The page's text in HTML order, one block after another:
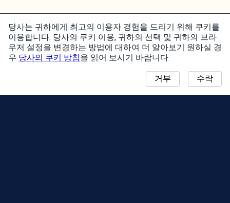
당사는 귀하에게 최고의 이용자 경험을 드리기 위해 쿠키를
이용합니다. 당사의 쿠키 이용, 귀하의 선택 및 귀하의 브라
우저 설정을 변경하는 방법에 대하여 더 알아보기 원하실 경
우 당사의 쿠키 방침을 읽어 보시기 바랍니다.
수락
거부